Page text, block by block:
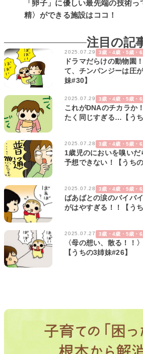
「卵子」に優しい最先端の技術
精〉ができる施設はココ！
注目の記
2025.07.29 3歳・4歳・5歳・6
ドラマだらけの動物園
て、チンパンジーは圧
妹#30】
2025.07.29 3歳・4歳・5歳・6
これがDNAのチカラか
たく同じすぎる…【うち
2025.07.28 3歳・4歳・5歳・6
1歳児のにおいを嗅い
予想できない！【うち
2025.07.28 3歳・4歳・5歳・6
ばあばとの涙のバイバ
がはやすぎる！！【う
2025.07.27 3歳・4歳・5歳・6
〈母の想い、散る！！
【うちの3姉妹#26】